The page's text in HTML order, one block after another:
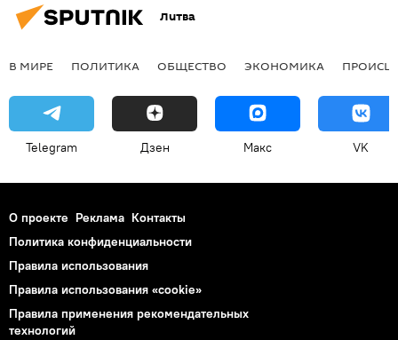
Литва
В МИРЕ ПОЛИТИКА ОБЩЕСТВО ЭКОНОМИКА
Telegram Дзен Макс VK
О проекте Реклама Контакты
Политика конфиденциальности
Правила использования
Правила использования «cookie»
Правила применения рекомендательных
технологий